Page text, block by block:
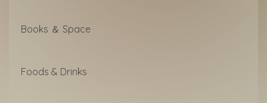
Books ＆ Space
Foods & Drinks